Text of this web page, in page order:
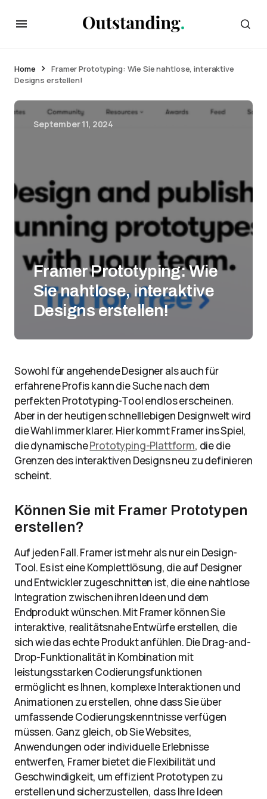
Home
Framer Prototyping: Wie Sie nahtlose, interaktive
Designs erstellen!
September 11, 2024
Framer Prototyping: Wie
Sie nahtlose, interaktive
Designs erstellen!
Sowohl für angehende Designer als auch für
erfahrene Profis kann die Suche nach dem
perfekten Prototyping-Tool endlos erscheinen.
Aber in der heutigen schnelllebigen Designwelt wird
die Wahl immer klarer. Hier kommt Framer ins Spiel,
die dynamischePrototyping-Plattform, die die
Grenzen des interaktiven Designs neu zu definieren
scheint.
Können Sie mit Framer Prototypen
erstellen?
Auf jeden Fall. Framer ist mehr als nur ein Design-
Tool. Es ist eine Komplettlösung, die auf Designer
und Entwickler zugeschnitten ist, die eine nahtlose
Integration zwischen ihren Ideen und dem
Endprodukt wünschen. Mit Framer können Sie
interaktive, realitätsnahe Entwürfe erstellen, die
sich wie das echte Produkt anfühlen. Die Drag-and-
Drop-Funktionalität in Kombination mit
leistungsstarken Codierungsfunktionen
ermöglicht es Ihnen, komplexe Interaktionen und
Animationen zu erstellen, ohne dass Sie über
umfassende Codierungskenntnisse verfügen
müssen. Ganz gleich, ob Sie Websites,
Anwendungen oder individuelle Erlebnisse
entwerfen, Framer bietet die Flexibilität und
Geschwindigkeit, um effizient Prototypen zu
erstellen und sicherzustellen, dass Ihre Ideen